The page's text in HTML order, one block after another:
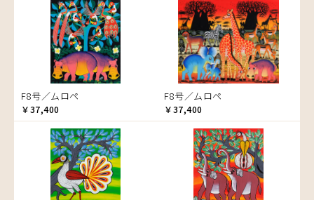
フラミンゴ
ヘビ
ペンギン
星空
マーケット
マサイ
マンゴーの木
水浴び
湖
夕日
ライオン
F8号／ムロペ
￥37,400
F8号／ムロペ
￥37,400